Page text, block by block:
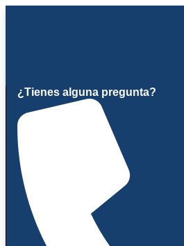
¿Tienes alguna pregunta?